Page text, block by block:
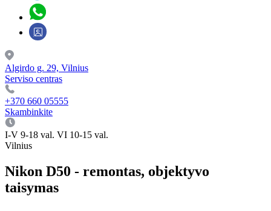
Algirdo g. 29, Vilnius
Serviso centras
+370 660 05555
Skambinkite
I-V 9-18 val. VI 10-15 val.
Vilnius
Nikon D50 - remontas, objektyvo
taisymas